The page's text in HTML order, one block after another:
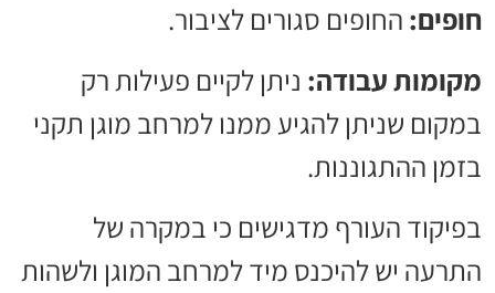
חופים: החופים סגורים לציבור.
מקומות עבודה: ניתן לקיים פעילות רק
במקום שניתן להגיע ממנו למרחב מוגן תקני
בזמן ההתגוננות.
בפיקוד העורף מדגישים כי במקרה של
התרעה יש להיכנס מיד למרחב המוגן ולשהות